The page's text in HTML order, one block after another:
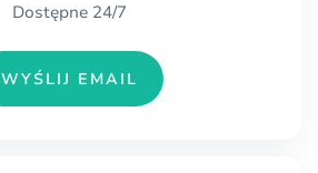
Dostępne 24/7
WYŚLIJ EMAIL